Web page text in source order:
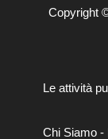
Copyright
Le attività
Chi Siamo-